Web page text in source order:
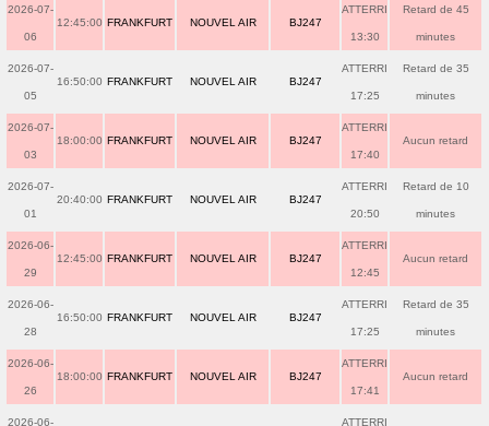
2026-07-
06
12:45:00 FRANKFURT NOUVEL AIR BJ247
ATTERRI
13:30
Retard de 45
minutes
2026-07-
05
16:50:00 FRANKFURT NOUVEL AIR BJ247
ATTERRI
17:25
Retard de 35
minutes
2026-07-
03
18:00:00 FRANKFURT NOUVEL AIR BJ247
ATTERRI
17:40
Aucun retard
2026-07-
01
20:40:00 FRANKFURT NOUVEL AIR BJ247
ATTERRI
20:50
Retard de 10
minutes
2026-06-
29
12:45:00 FRANKFURT NOUVEL AIR BJ247
ATTERRI
12:45
Aucun retard
2026-06-
28
16:50:00 FRANKFURT NOUVEL AIR BJ247
ATTERRI
17:25
Retard de 35
minutes
2026-06-
26
18:00:00 FRANKFURT NOUVEL AIR BJ247
ATTERRI
17:41
Aucun retard
2026-06- ATTERRI